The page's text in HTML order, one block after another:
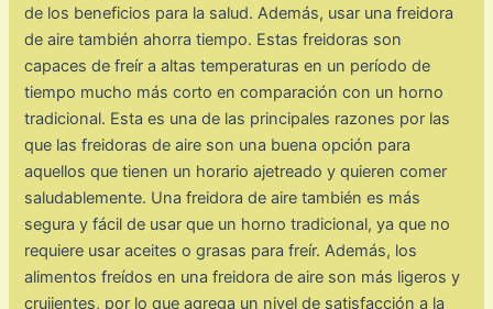
de los beneficios para la salud. Además, usar una freidora
de aire también ahorra tiempo. Estas freidoras son
capaces de freír a altas temperaturas en un período de
tiempo mucho más corto en comparación con un horno
tradicional. Esta es una de las principales razones por las
que las freidoras de aire son una buena opción para
aquellos que tienen un horario ajetreado y quieren comer
saludablemente. Una freidora de aire también es más
segura y fácil de usar que un horno tradicional, ya que no
requiere usar aceites o grasas para freír. Además, los
alimentos freídos en una freidora de aire son más ligeros y
crujientes, por lo que agrega un nivel de satisfacción a la